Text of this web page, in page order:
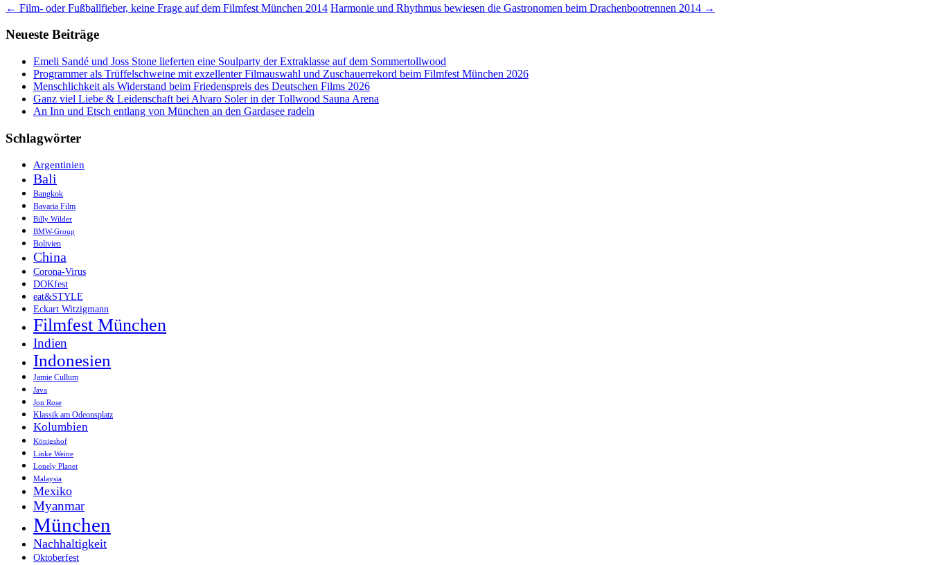
Beitrags-
Navigation
← Film- oder Fußballfieber, keine Frage auf dem Filmfest München 2014 Harmonie und Rhythmus bewiesen die Gastronomen beim Drachenbootrennen 2014 →
Neueste Beiträge
Emeli Sandé und Joss Stone lieferten eine Soulparty der Extraklasse auf dem Sommertollwood
Programmer als Trüffelschweine mit exzellenter Filmauswahl und Zuschauerrekord beim Filmfest München 2026
Menschlichkeit als Widerstand beim Friedenspreis des Deutschen Films 2026
Ganz viel Liebe & Leidenschaft bei Alvaro Soler in der Tollwood Sauna Arena
An Inn und Etsch entlang von München an den Gardasee radeln
Schlagwörter
Argentinien
Bali
Bangkok
Bavaria Film
Billy Wilder
BMW-Group
Bolivien
China
Corona-Virus
DOKfest
eat&STYLE
Eckart Witzigmann
Filmfest München
Indien
Indonesien
Jamie Cullum
Java
Jon Rose
Klassik am Odeonsplatz
Kolumbien
Königshof
Linke Weine
Lonely Planet
Malaysia
Mexiko
Myanmar
München
Nachhaltigkeit
Oktoberfest